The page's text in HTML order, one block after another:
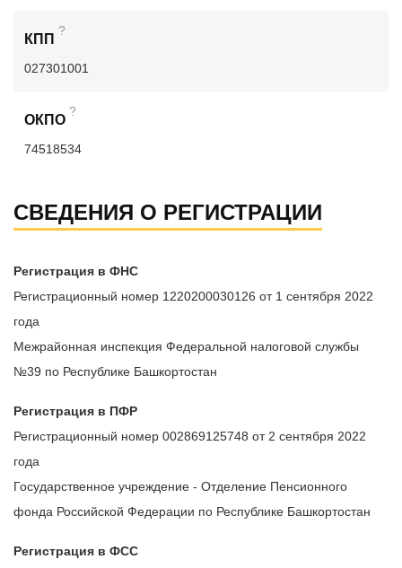
КПП
?
027301001
ОКПО
?
74518534
СВЕДЕНИЯ О РЕГИСТРАЦИИ
Регистрация в ФНС
Регистрационный номер 1220200030126 от 1 сентября 2022
года
Межрайонная инспекция Федеральной налоговой службы
№39 по Республике Башкортостан
Регистрация в ПФР
Регистрационный номер 002869125748 от 2 сентября 2022
года
Государственное учреждение - Отделение Пенсионного
фонда Российской Федерации по Республике Башкортостан
Регистрация в ФСС